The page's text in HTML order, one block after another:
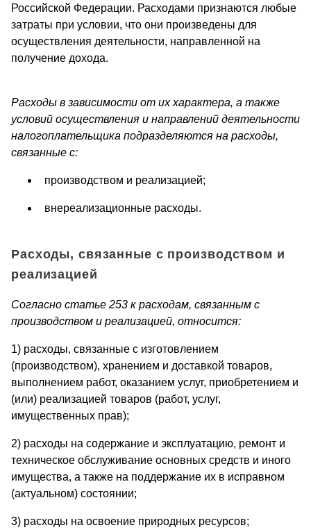
Российской Федерации. Расходами признаются любые
затраты при условии, что они произведены для
осуществления деятельности, направленной на
получение дохода.
Расходы в зависимости от их характера, а также
условий осуществления и направлений деятельности
налогоплательщика подразделяются на расходы,
связанные с:
производством и реализацией;
внереализационные расходы.
Расходы, связанные с производством и
реализацией
Согласно статье 253 к расходам, связанным с
производством и реализацией, относится:
1) расходы, связанные с изготовлением
(производством), хранением и доставкой товаров,
выполнением работ, оказанием услуг, приобретением и
(или) реализацией товаров (работ, услуг,
имущественных прав);
2) расходы на содержание и эксплуатацию, ремонт и
техническое обслуживание основных средств и иного
имущества, а также на поддержание их в исправном
(актуальном) состоянии;
3) расходы на освоение природных ресурсов;